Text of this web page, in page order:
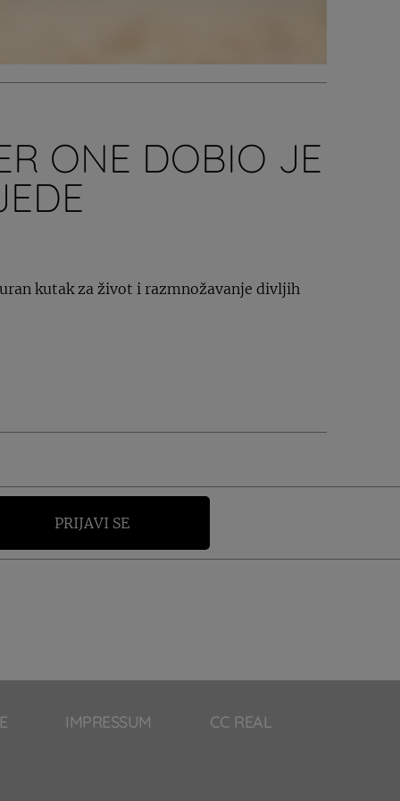
ONE DOBIO JE
kutak za život i razmnožavanje divljih
PRIJAVI SE
IMPRESSUM CC REAL